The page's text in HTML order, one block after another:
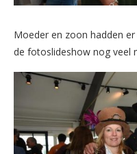
Moeder en zoon hadden
de fotoslideshow nog veel